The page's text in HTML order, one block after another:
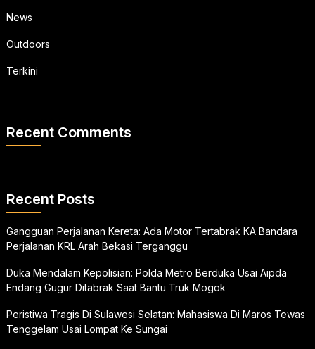
News
Outdoors
Terkini
Recent Comments
Recent Posts
Gangguan Perjalanan Kereta: Ada Motor Tertabrak KA Bandara
Perjalanan KRL Arah Bekasi Terganggu
Duka Mendalam Kepolisian: Polda Metro Berduka Usai Aipda
Endang Gugur Ditabrak Saat Bantu Truk Mogok
Peristiwa Tragis Di Sulawesi Selatan: Mahasiswa Di Maros Tewas
Tenggelam Usai Lompat Ke Sungai